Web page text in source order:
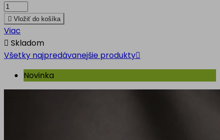
 Vložiť do košíka
Viac
 Skladom
Všetky najpredávanejšie produkty
Novinka